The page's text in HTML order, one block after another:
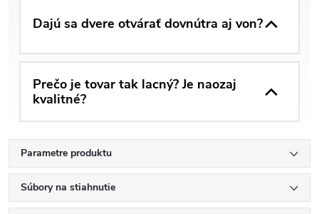
Dajú sa dvere otvárať dovnútra aj von?
Prečo je tovar tak lacný? Je naozaj
kvalitné?
Parametre produktu
Súbory na stiahnutie